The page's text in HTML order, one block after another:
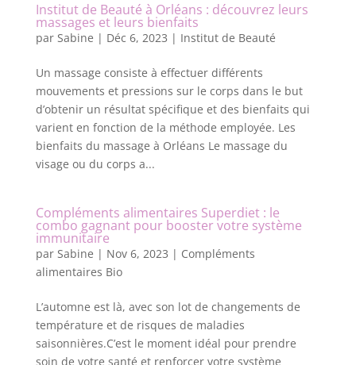
Institut de Beauté à Orléans : découvrez leurs
massages et leurs bienfaits
par Sabine | Déc 6, 2023 | Institut de Beauté
Un massage consiste à effectuer différents
mouvements et pressions sur le corps dans le but
d’obtenir un résultat spécifique et des bienfaits qui
varient en fonction de la méthode employée. Les
bienfaits du massage à Orléans Le massage du
visage ou du corps a...
Compléments alimentaires Superdiet : le
combo gagnant pour booster votre système
immunitaire
par Sabine | Nov 6, 2023 | Compléments
alimentaires Bio
L’automne est là, avec son lot de changements de
température et de risques de maladies
saisonnières.C’est le moment idéal pour prendre
soin de votre santé et renforcer votre système